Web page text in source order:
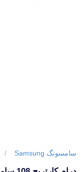
سامسونگ Samsung /